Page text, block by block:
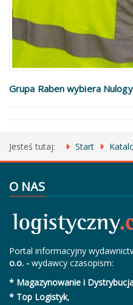
Grupa Raben wybiera Nulogy
Jesteś tutaj: Start
O NAS
Portal informacyjny
o.o. - wydawcy czasopism:
* Magazynowanie i
* Top Logistyk,